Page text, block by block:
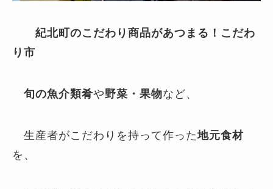
紀北町のこだわり商品があつまる！こだわ
り市
旬の魚介類肴や野菜・果物など、
生産者がこだわりを持って作った地元食材
を、